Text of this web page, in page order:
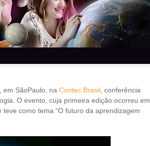
em SãoPaulo, na Contec Brasil , conferência
O evento, cuja primeira edição ocorreu em
como tema “O futuro da aprendizagem